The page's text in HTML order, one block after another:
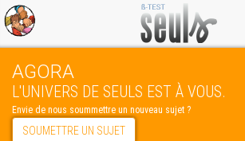
AGORA
L'UNIVERS DE SEULS EST À VOUS.
Envie de nous soummettre un nouveau sujet ?
SOUMETTRE UN SUJET